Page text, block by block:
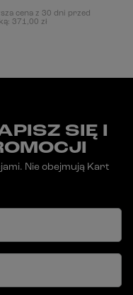
cena z 30 dni przed
371,00 zł
SIĘ I
Nie obejmują Kart